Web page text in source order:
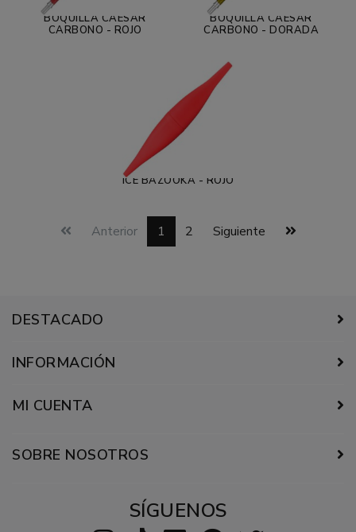
BOQUILLA CAESAR
CARBONO - ROJO
BOQUILLA CAESAR
CARBONO - DORADA
ICE BAZOOKA - ROJO
Anterior 1 2 Siguiente
DESTACADO
INFORMACIÓN
MI CUENTA
SOBRE NOSOTROS
SÍGUENOS